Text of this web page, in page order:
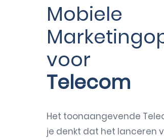
Mobiele
voor
Telecom
Het toonaangevende
je denkt dat het lanceren